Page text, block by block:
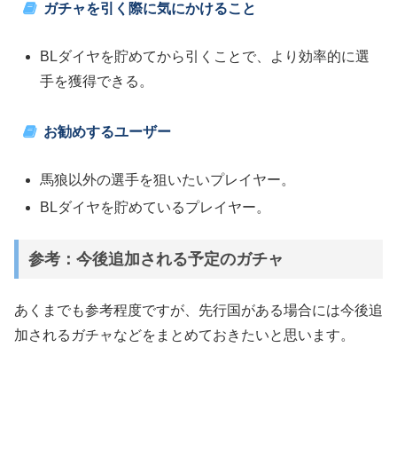
ガチャを引く際に気にかけること
BLダイヤを貯めてから引くことで、より効率的に選
手を獲得できる。
お勧めするユーザー
馬狼以外の選手を狙いたいプレイヤー。
BLダイヤを貯めているプレイヤー。
参考：今後追加される予定のガチャ
あくまでも参考程度ですが、先行国がある場合には今後追
加されるガチャなどをまとめておきたいと思います。